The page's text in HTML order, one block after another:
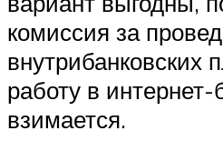
комиссия за
внутрибанковских
работу в интернет-
взимается.